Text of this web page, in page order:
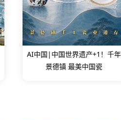
AI中国|中国世界遗产+1！千年
景德镇 最美中国瓷